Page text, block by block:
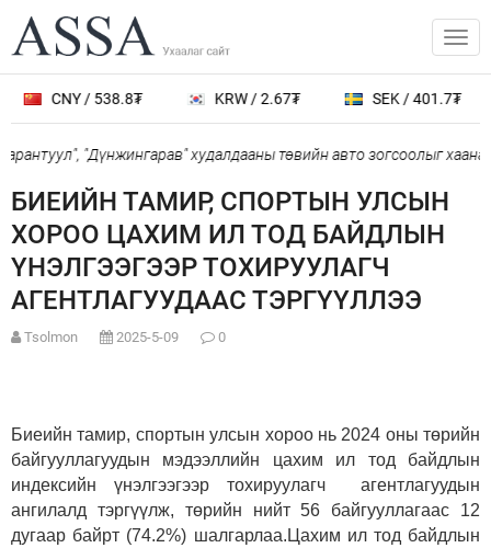
CNY / 538.8₮ KRW / 2.67₮ SEK / 401.7₮
"Дүнжингарав" худалдааны төвийн авто зогсоолыг хаана
БИЕИЙН ТАМИР, СПОРТЫН УЛСЫН
ХОРОО ЦАХИМ ИЛ ТОД БАЙДЛЫН
ҮНЭЛГЭЭГЭЭР ТОХИРУУЛАГЧ
АГЕНТЛАГУУДААС ТЭРГҮҮЛЛЭЭ
Tsolmon 2025-5-09 0
Биеийн тамир, спортын улсын хороо нь 2024 оны төрийн
байгууллагуудын мэдээллийн цахим ил тод байдлын
индексийн үнэлгээгээр тохируулагч агентлагуудын
ангилалд тэргүүлж, төрийн нийт 56 байгууллагаас 12
дугаар байрт (74.2%) шалгарлаа.Цахим ил тод байдлын